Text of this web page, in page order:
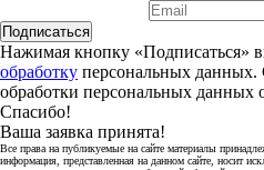
Подписаться
Нажимая кнопку «Подписаться»
обработку персональных данных.
обработки персональных данных
Спасибо!
Ваша заявка принята!
Все права на публикуемые на сайте материалы
информация, представленная на данном сайте, носит